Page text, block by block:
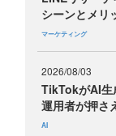
シーンとメリ
マーケティング
2026/08/03
TikTokがAI生
運用者が押さ
AI